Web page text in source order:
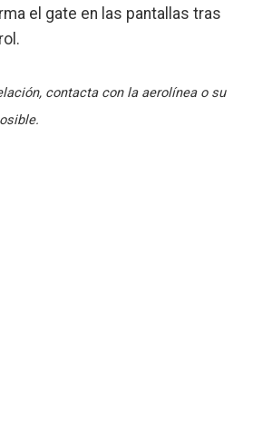
el gate en las pantallas tras
contacta con la aerolínea o su